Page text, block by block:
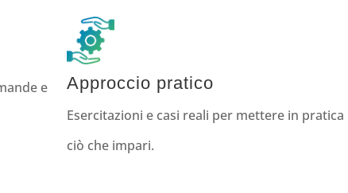
e
Approccio pratico
Esercitazioni e casi reali per mettere in pratica
ciò che impari.